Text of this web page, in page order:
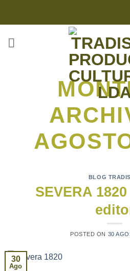
BLOG
SEVERA
POSTED ON 30
30
Ago